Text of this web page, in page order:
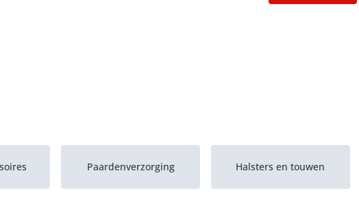
Paardenverzorging Halsters en touwen